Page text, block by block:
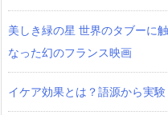
美しき緑の星 世界のタブーに
なった幻のフランス映画
イケア効果とは？語源から実